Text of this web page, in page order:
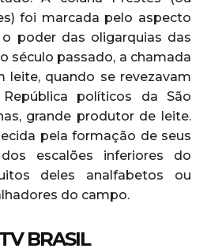
foi marcada pelo aspecto
poder das oligarquias das
século passado, a chamada
leite, quando se revezavam
políticos da São
grande produtor de leite.
pela formação de seus
escalões inferiores do
deles analfabetos ou
do campo.
BRASIL